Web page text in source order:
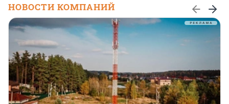
НОВОСТИ КОМПАНИЙ